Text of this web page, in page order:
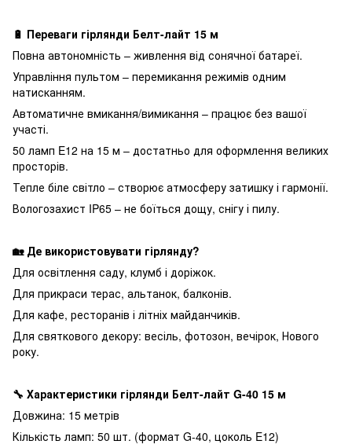
🔋 Переваги гірлянди Белт-лайт 15 м
Повна автономність – живлення від сонячної батареї.
Управління пультом – перемикання режимів одним
натисканням.
Автоматичне вмикання/вимикання – працює без вашої
участі.
50 ламп E12 на 15 м – достатньо для оформлення великих
просторів.
Тепле біле світло – створює атмосферу затишку і гармонії.
Вологозахист IP65 – не боїться дощу, снігу і пилу.
🏡 Де використовувати гірлянду?
Для освітлення саду, клумб і доріжок.
Для прикраси терас, альтанок, балконів.
Для кафе, ресторанів і літніх майданчиків.
Для святкового декору: весіль, фотозон, вечірок, Нового
року.
🔧 Характеристики гірлянди Белт-лайт G-40 15 м
Довжина: 15 метрів
Кількість ламп: 50 шт. (формат G-40, цоколь E12)